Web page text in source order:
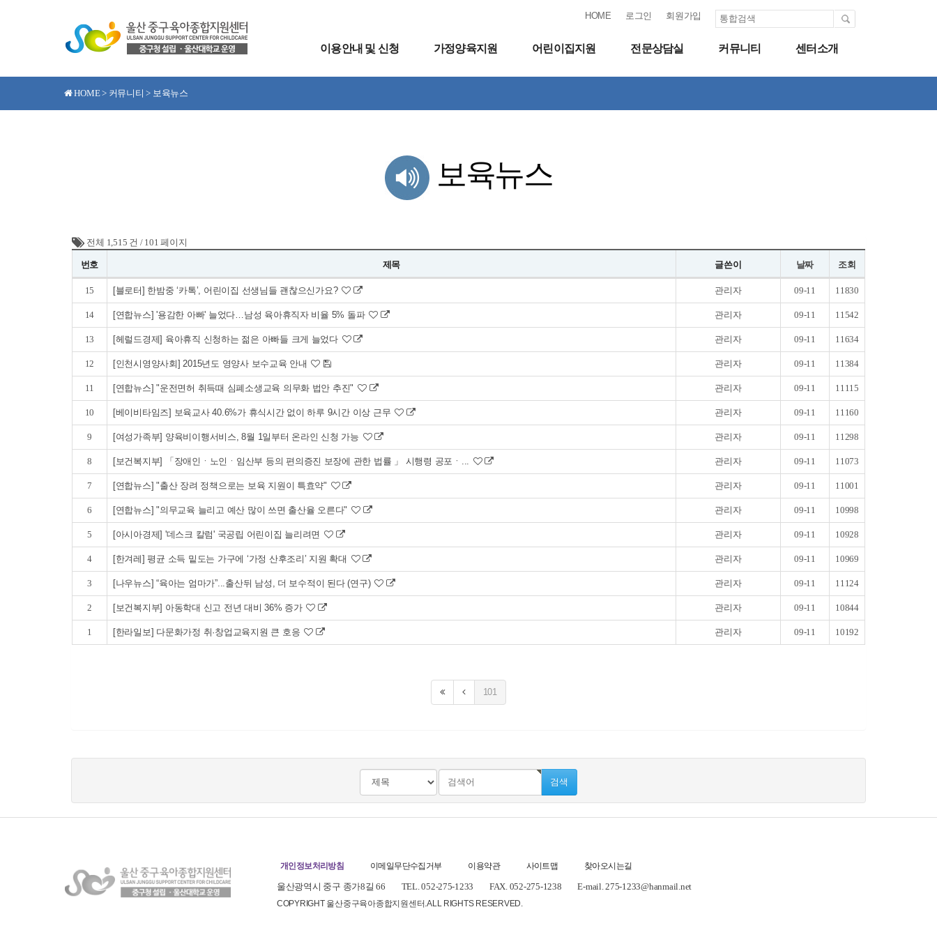
HOME 로그인 회원가입
이용안내 및 신청 가정양육지원 어린이집지원 전문상담실 커뮤니티 센터소개
HOME > 커뮤니티 > 보육뉴스
보육뉴스
전체 1,515 건 / 101 페이지
번호 제목 글쓴이 날짜 조회
15 [블로터] 한밤중 ‘카톡’, 어린이집 선생님들 괜찮으신가요? 관리자 09-11 11830
14 [연합뉴스] '용감한 아빠' 늘었다…남성 육아휴직자 비율 5% 돌파 관리자 09-11 11542
13 [헤럴드경제] 육아휴직 신청하는 젊은 아빠들 크게 늘었다 관리자 09-11 11634
12 [인천시영양사회] 2015년도 영양사 보수교육 안내 관리자 09-11 11384
11 [연합뉴스] "운전면허 취득때 심폐소생교육 의무화 법안 추진" 관리자 09-11 11115
10 [베이비타임즈] 보육교사 40.6%가 휴식시간 없이 하루 9시간 이상 근무 관리자 09-11 11160
9 [여성가족부] 양육비이행서비스, 8월 1일부터 온라인 신청 가능 관리자 09-11 11298
8 [보건복지부] 「장애인ㆍ노인ㆍ임산부 등의 편의증진 보장에 관한 법률 」 시행령 공포ㆍ... 관리자 09-11 11073
7 [연합뉴스] "출산 장려 정책으로는 보육 지원이 특효약" 관리자 09-11 11001
6 [연합뉴스] "의무교육 늘리고 예산 많이 쓰면 출산율 오른다" 관리자 09-11 10998
5 [아시아경제] '데스크 칼럼' 국공립 어린이집 늘리려면 관리자 09-11 10928
4 [한겨레] 평균 소득 밑도는 가구에 ‘가정 산후조리’ 지원 확대 관리자 09-11 10969
3 [나우뉴스] “육아는 엄마가”...출산뒤 남성, 더 보수적이 된다 (연구) 관리자 09-11 11124
2 [보건복지부] 아동학대 신고 전년 대비 36% 증가 관리자 09-11 10844
1 [한라일보] 다문화가정 취·창업교육지원 큰 호응 관리자 09-11 10192
101
검색
개인정보처리방침 이메일무단수집거부 이용약관 사이트맵 찾아오시는길
울산광역시 중구 종가8길 66 TEL. 052-275-1233 FAX. 052-275-1238 E-mail. 275-1233@hanmail.net
COPYRIGHT 울산중구육아종합지원센터.ALL RIGHTS RESERVED.